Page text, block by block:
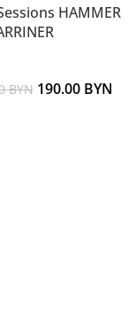
HAMMER
BYN 190.00 BYN